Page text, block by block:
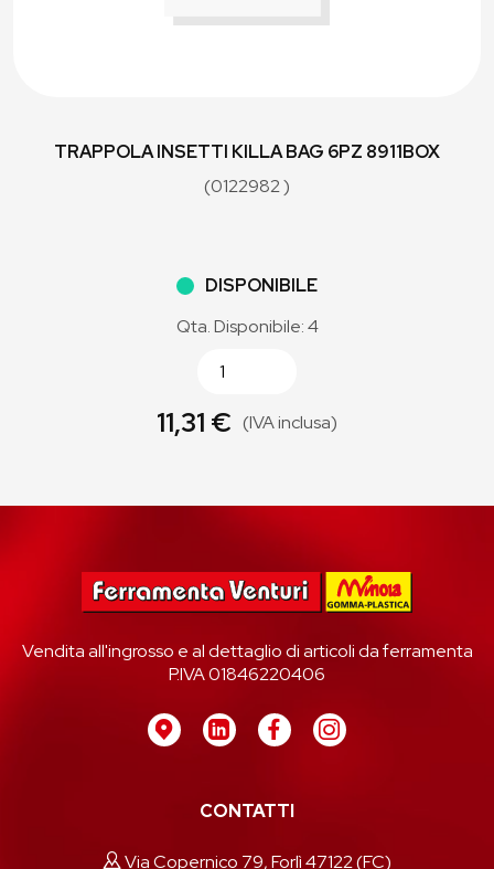
TRAPPOLA INSETTI KILLA BAG 6PZ 8911BOX
(0122982 )
DISPONIBILE
Qta. Disponibile: 4
11,31 € (IVA inclusa)
Vendita all'ingrosso e al dettaglio di articoli da ferramenta
P.IVA 01846220406
CONTATTI
Via Copernico 79, Forlì 47122 (FC)